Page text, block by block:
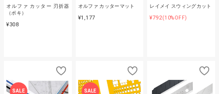
オルファ カッター 刃折器
（ポキ）
¥308
オルファ カッターマット
¥1,177
レイメイ スウィングカット
¥792(10%OFF)
SALE SALE